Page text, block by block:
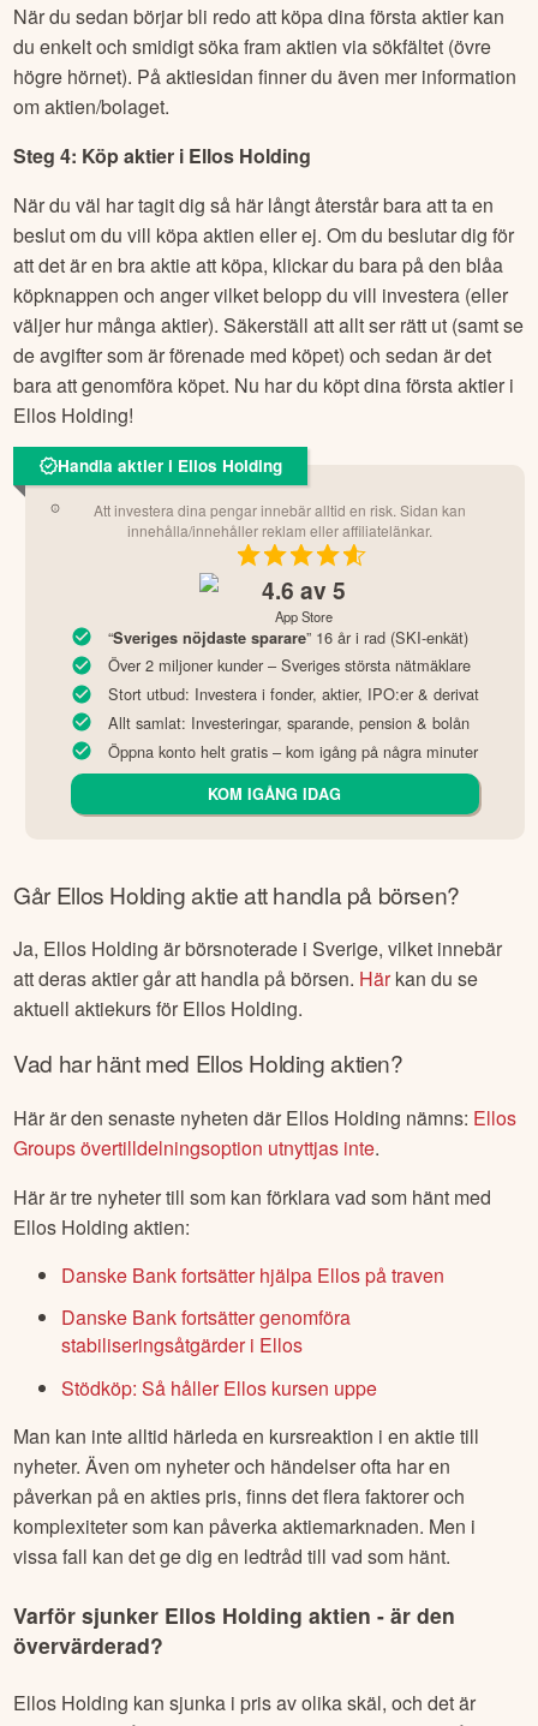
När du sedan börjar bli redo att köpa dina första aktier kan
du enkelt och smidigt söka fram aktien via sökfältet (övre
högre hörnet). På aktiesidan finner du även mer information
om aktien/bolaget.
Steg 4: Köp aktier i Ellos Holding
När du väl har tagit dig så här långt återstår bara att ta en
beslut om du vill köpa aktien eller ej. Om du beslutar dig för
att det är en bra aktie att köpa, klickar du bara på den blåa
köpknappen och anger vilket belopp du vill investera (eller
väljer hur många aktier). Säkerställ att allt ser rätt ut (samt se
de avgifter som är förenade med köpet) och sedan är det
bara att genomföra köpet. Nu har du köpt dina första aktier i
Ellos Holding!
Handla aktier i Ellos Holding
Att investera dina pengar innebär alltid en risk. Sidan kan
innehålla/innehåller reklam eller affiliatelänkar.
4.6 av 5
App Store
“Sveriges nöjdaste sparare” 16 år i rad (SKI-enkät)
Över 2 miljoner kunder – Sveriges största nätmäklare
Stort utbud: Investera i fonder, aktier, IPO:er & derivat
Allt samlat: Investeringar, sparande, pension & bolån
Öppna konto helt gratis – kom igång på några minuter
KOM IGÅNG IDAG
GårEllos Holdingaktie att handla på börsen?
Ja, Ellos Holding är börsnoterade i Sverige, vilket innebär
att deras aktier går att handla på börsen. Härkan du se
aktuell aktiekurs för Ellos Holding.
Vad har hänt med Ellos Holdingaktien?
Här är den senaste nyheten där Ellos Holding nämns: Ellos
Groups övertilldelningsoption utnyttjas inte.
Här är tre nyheter till som kan förklara vad som hänt med
Ellos Holding aktien:
Danske Bank fortsätter hjälpa Ellos på traven
Danske Bank fortsätter genomföra
stabiliseringsåtgärder i Ellos
Stödköp: Så håller Ellos kursen uppe
Man kan inte alltid härleda en kursreaktion i en aktie till
nyheter. Även om nyheter och händelser ofta har en
påverkan på en akties pris, finns det flera faktorer och
komplexiteter som kan påverka aktiemarknaden. Men i
vissa fall kan det ge dig en ledtråd till vad som hänt.
Varför sjunker Ellos Holding aktien - är den
övervärderad?
Ellos Holding kan sjunka i pris av olika skäl, och det är